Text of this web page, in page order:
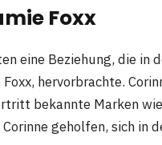
Foxx
eine Beziehung, die in
hervorbrachte.
bekannte Marken wie
geholfen, sich in